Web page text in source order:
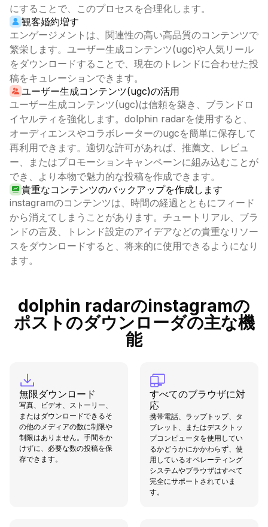
にすることで、このプロセスを合理化します。
観客婚約増す
エンゲージメントは、関連性の高い高品質のコンテンツで
繁栄します。ユーザー生成コンテンツ(ugc)や人気リール
をダウンロードすることで、現在のトレンドに合わせた投
稿をキュレーションできます。
ユーザー生成コンテンツ(ugc)の活用
ユーザー生成コンテンツ(ugc)は信頼を築き、ブランドロ
イヤルティを強化します。dolphin radarを使用すると、
オーディエンスやコラボレーターのugcを簡単に保存して
再利用できます。適切な許可があれば、推薦文、レビュ
ー、またはプロモーションキャンペーンに組み込むことが
でき、より本物で魅力的な投稿を作成できます。
貴重なコンテンツのバックアップを作成します
instagramのコンテンツは、時間の経過とともにフィード
から消えてしまうことがあります。チュートリアル、ブラ
ンドの言及、トレンド設定のアイデアなどの貴重なリソー
スをダウンロードすると、将来的に使用できるようになり
ます。
dolphin radarのinstagramの
ポストのダウンローダの主な機
能
無限ダウンロード
写真、ビデオ、ストーリー、
またはダウンロードできるそ
の他のメディアの数に制限や
制限はありません。手間をか
けずに、必要な数の投稿を保
存できます。
すべてのブラウザに対
応
携帯電話、ラップトップ、タ
ブレット、またはデスクトッ
プコンピュータを使用してい
るかどうかにかかわらず、使
用しているオペレーティング
システムやブラウザはすべて
完全にサポートされていま
す。